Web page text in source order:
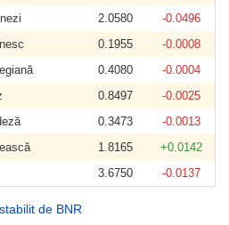
2.0580
-0.0496
0.1955
-0.0008
0.4080
-0.0004
0.8497
-0.0025
0.3473
-0.0013
1.8165
+0.0142
3.6750 -0.0137
de BNR